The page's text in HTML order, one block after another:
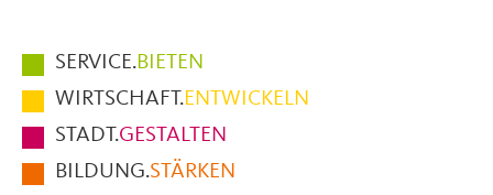
Hauptmenüpunkte
im
Fußbereich
der
Seite
SERVICE.BIETEN
WIRTSCHAFT.ENTWICKELN
STADT.GESTALTEN
BILDUNG.STÄRKEN